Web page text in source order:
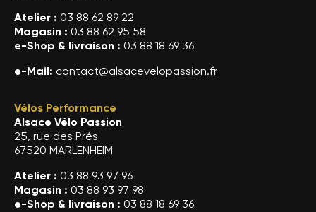
Atelier : 03 88 62 89 22
Magasin : 03 88 62 95 58
e-Shop & livraison : 03 88 18 69 36
e-Mail: contact@alsacevelopassion.fr
Vélos Performance
Alsace Vélo Passion
25, rue des Prés
67520 MARLENHEIM
Atelier : 03 88 93 97 96
Magasin : 03 88 93 97 98
e-Shop & livraison : 03 88 18 69 36